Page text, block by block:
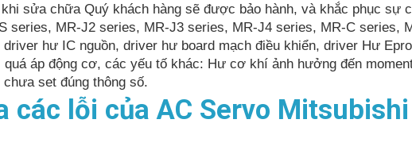
sửa chữa Quý khách hàng sẽ được bảo hành, và khắc phục sự
series, MR-J2 series, MR-J3 series, MR-J4 series, MR-C series,
hư IC nguồn, driver hư board mạch điều khiển, driver Hư
áp động cơ, các yếu tố khác: Hư cơ khí ảnh hưởng đến
set đúng thông số.
các lỗi của AC Servo